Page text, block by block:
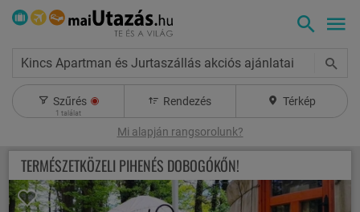
Kincs Apartman és Jurtaszállás akciós ajánlatai
Szűrés
1 találat
Rendezés Térkép
Mi alapján rangsorolunk?
TERMÉSZETKÖZELI PIHENÉS DOBOGÓKŐN!